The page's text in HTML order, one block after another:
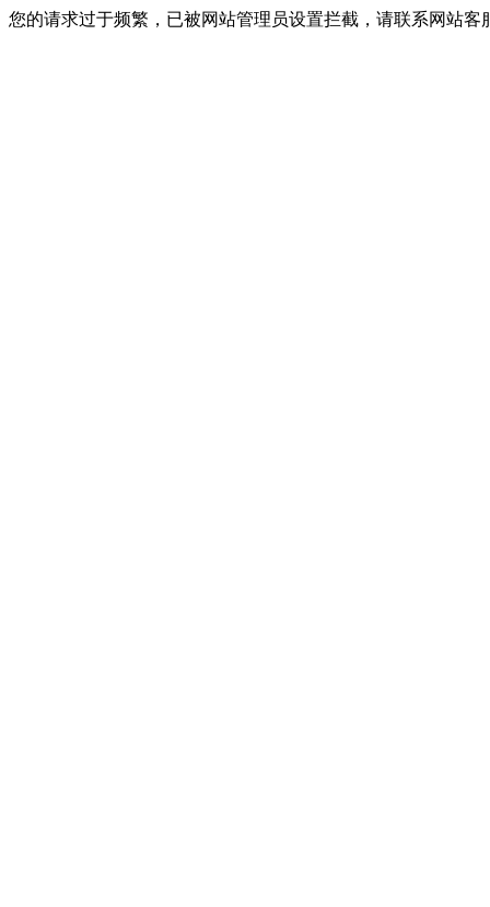
您的请求过于频繁，已被网站管理员设置拦截，请联系网站客